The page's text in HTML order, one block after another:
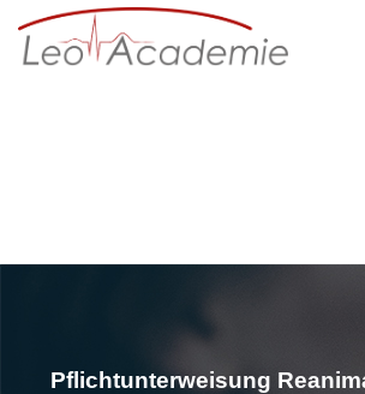
Pflichtunterweisung